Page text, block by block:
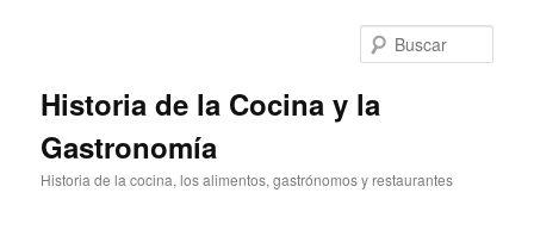
Historia de la Cocina y la
Gastronomía
Historia de la cocina, los alimentos, gastrónomos y restaurantes